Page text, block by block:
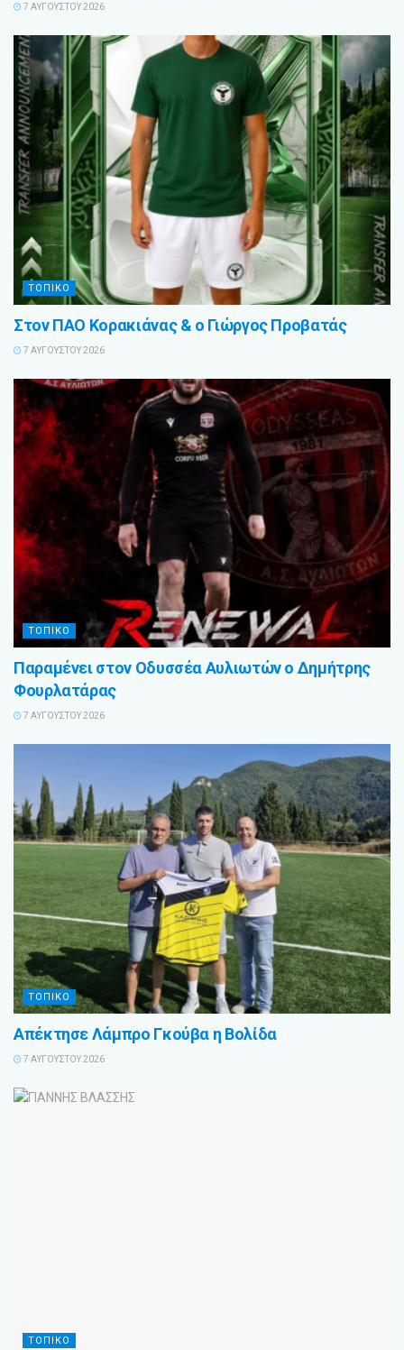
7 ΑΥΓΟΎΣΤΟΥ 2026
ΤΟΠΙΚΟ
Στον ΠΑΟ Κορακιάνας & ο Γιώργος Προβατάς
7 ΑΥΓΟΎΣΤΟΥ 2026
ΤΟΠΙΚΟ
Παραμένει στον Οδυσσέα Αυλιωτών ο Δημήτρης
Φουρλατάρας
7 ΑΥΓΟΎΣΤΟΥ 2026
ΤΟΠΙΚΟ
Απέκτησε Λάμπρο Γκούβα η Βολίδα
7 ΑΥΓΟΎΣΤΟΥ 2026
ΤΟΠΙΚΟ